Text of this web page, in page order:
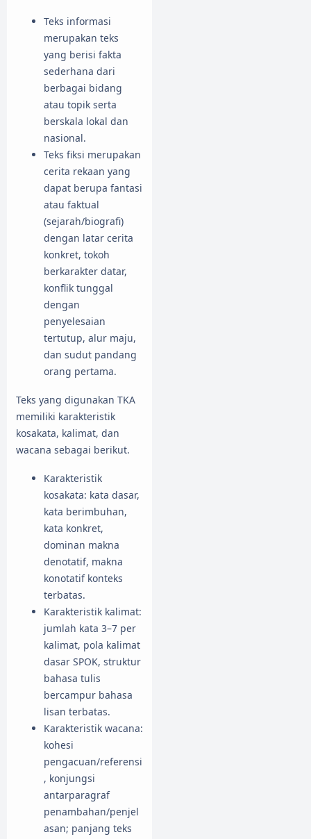
Teks informasi
merupakan teks
yang berisi fakta
sederhana dari
berbagai bidang
atau topik serta
berskala lokal dan
nasional.
Teks fiksi merupakan
cerita rekaan yang
dapat berupa fantasi
atau faktual
(sejarah/biografi)
dengan latar cerita
konkret, tokoh
berkarakter datar,
konflik tunggal
dengan
penyelesaian
tertutup, alur maju,
dan sudut pandang
orang pertama.
Teks yang digunakan TKA
memiliki karakteristik
kosakata, kalimat, dan
wacana sebagai berikut.
Karakteristik
kosakata: kata dasar,
kata berimbuhan,
kata konkret,
dominan makna
denotatif, makna
konotatif konteks
terbatas.
Karakteristik kalimat:
jumlah kata 3–7 per
kalimat, pola kalimat
dasar SPOK, struktur
bahasa tulis
bercampur bahasa
lisan terbatas.
Karakteristik wacana:
kohesi
pengacuan/referensi
, konjungsi
antarparagraf
penambahan/penjel
asan; panjang teks